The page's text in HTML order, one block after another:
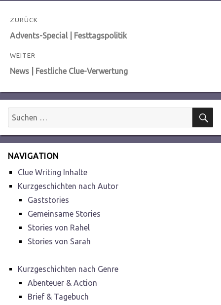
Beitragsnavigation
ZURÜCK
Vorheriger
Advents-Special | Festtagspolitik
WEITER
Nächster
News | Festliche Clue-Verwertung
Suchen
nach:
NAVIGATION
Clue Writing Inhalte
Kurzgeschichten nach Autor
Gaststories
Gemeinsame Stories
Stories von Rahel
Stories von Sarah
Kurzgeschichten nach Genre
Abenteuer & Action
Brief & Tagebuch